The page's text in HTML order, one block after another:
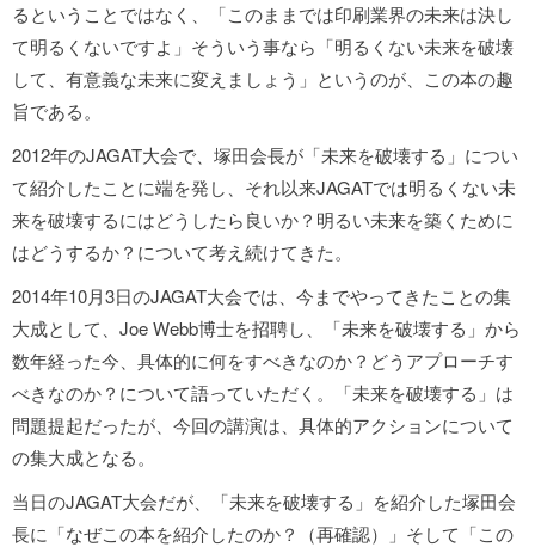
るということではなく、「このままでは印刷業界の未来は決し
て明るくないですよ」そういう事なら「明るくない未来を破壊
して、有意義な未来に変えましょう」というのが、この本の趣
旨である。
2012年のJAGAT大会で、塚田会長が「未来を破壊する」につい
て紹介したことに端を発し、それ以来JAGATでは明るくない未
来を破壊するにはどうしたら良いか？明るい未来を築くために
はどうするか？について考え続けてきた。
2014年10月3日のJAGAT大会では、今までやってきたことの集
大成として、Joe Webb博士を招聘し、「未来を破壊する」から
数年経った今、具体的に何をすべきなのか？どうアプローチす
べきなのか？について語っていただく。「未来を破壊する」は
問題提起だったが、今回の講演は、具体的アクションについて
の集大成となる。
当日のJAGAT大会だが、「未来を破壊する」を紹介した塚田会
長に「なぜこの本を紹介したのか？（再確認）」そして「この